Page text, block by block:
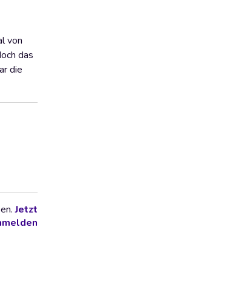
von
das
die
Jetzt